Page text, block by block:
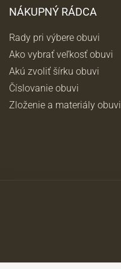
NÁKUPNÝ RÁDCA
Rady pri výbere obuvi
Ako vybrať veľkosť obuvi
Akú zvoliť šírku obuvi
Číslovanie obuvi
Zloženie a materiály obuvi